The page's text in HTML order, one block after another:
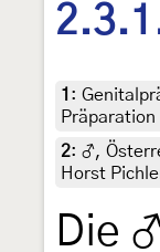
1 :
2: ♂,
Horst
Die